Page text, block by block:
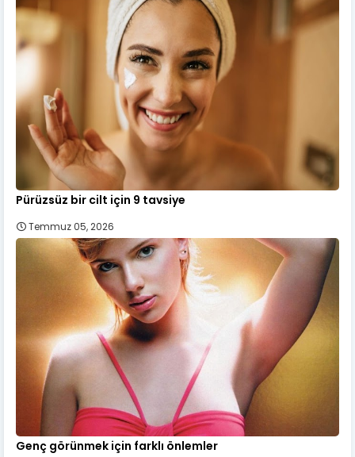
Pürüzsüz bir cilt için 9 tavsiye
Temmuz 05, 2026
Genç görünmek için farklı önlemler